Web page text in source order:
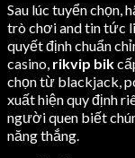
Sau lúc tuyển chọn,
trò chơi and tin tức
quyết định chuẩn
casino, rikvip bik
chọn từ blackjack,
xuất hiện quy định
người quen biết
năng thắng.